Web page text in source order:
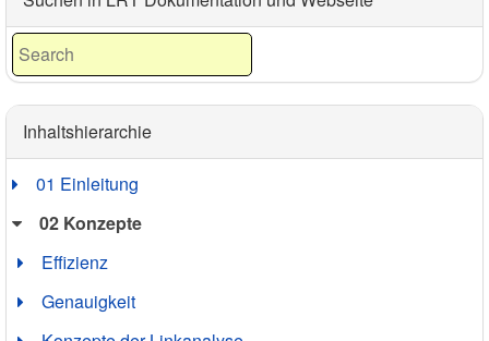
Inhaltshierarchie
01 Einleitung
02 Konzepte
Effizienz
Genauigkeit